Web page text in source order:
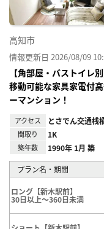
高知市
情報更新日 2026/08/09
【角部屋・バストイ
移動可能な家具家電付
ーマンション！
アクセス とさでん交通桟
間取り 1K
築年数 1990年 1月 築
プラン名・期間
ロング【新木駅前】
30日以上～360日未満